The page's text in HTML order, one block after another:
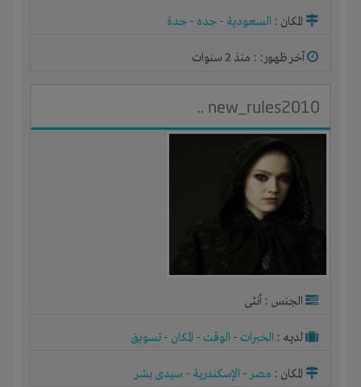
المكان : السعودية - جده - جدة
آخر ظهور: : منذ 2 سنوات
new_rules2010 ..
الجنس : أنثى
لديـه : الخبرات - الوقت - المكان - تسويق
المكان : مصر- الإسكندرية - سيدى بشر